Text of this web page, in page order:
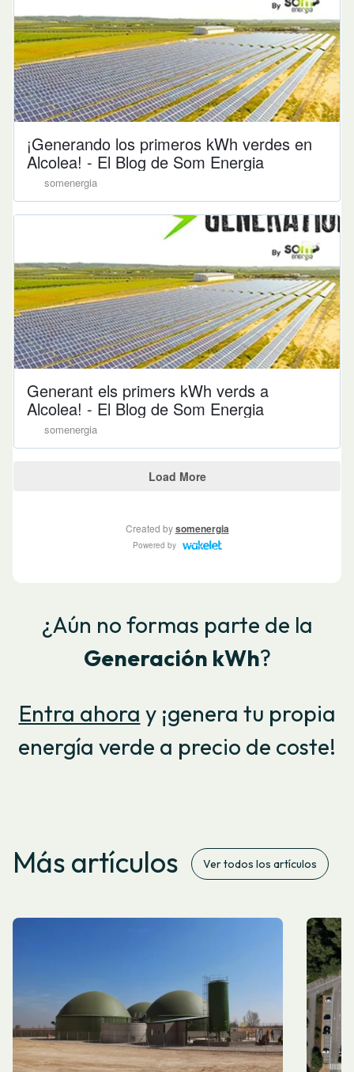
¿Aún no formas parte de la
Generación kWh?
Entra ahora y ¡genera tu propia
energía verde a precio de coste!
Más artículos Ver todos los artículos